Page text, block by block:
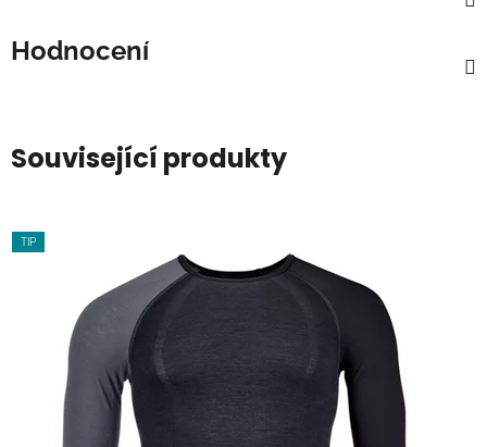
Hodnocení
Související produkty
TIP